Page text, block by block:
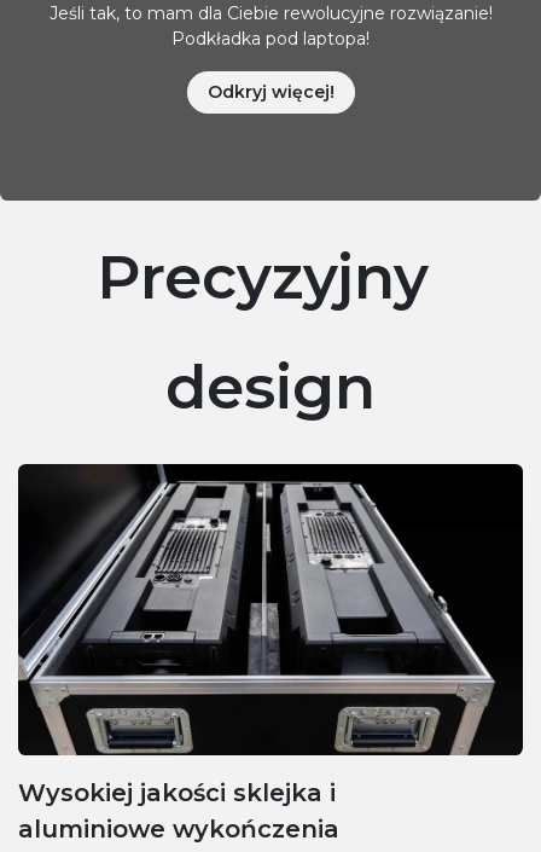
Jeśli tak, to mam dla Ciebie rewolucyjne rozwiązanie!
Podkładka pod laptopa!
Odkryj więcej!
Wysokiej jakości sklejka i
aluminiowe wykończenia
Precyzyjny
design